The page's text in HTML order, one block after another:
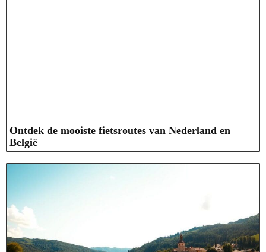
Ontdek de mooiste fietsroutes van Nederland en
België